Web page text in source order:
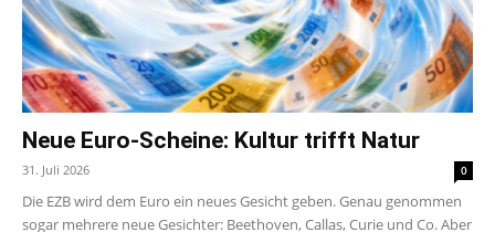
Neue Euro-Scheine: Kultur trifft Natur
31. Juli 2026 0
Die EZB wird dem Euro ein neues Gesicht geben. Genau genommen
sogar mehrere neue Gesichter: Beethoven, Callas, Curie und Co. Aber